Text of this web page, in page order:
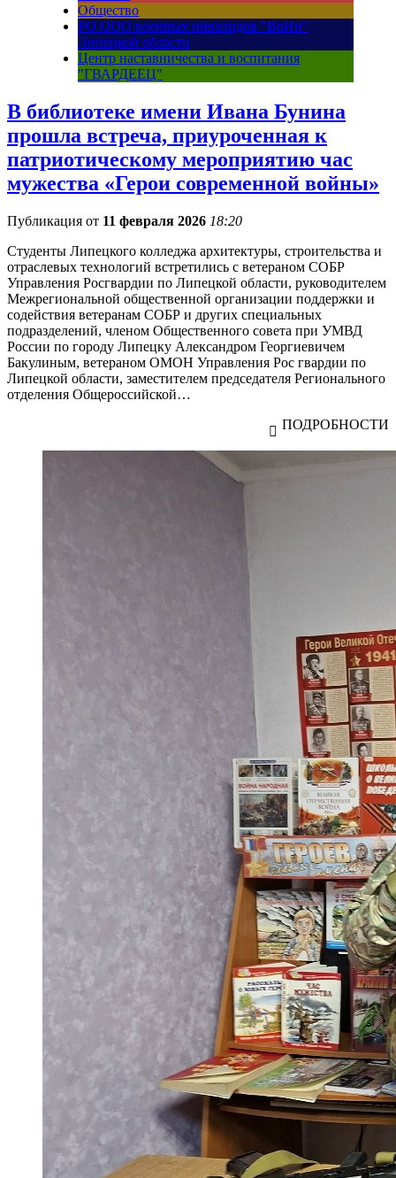
Общество
РО ООО военных инвалидов "ВоИн"
Липецкой области
Центр наставничества и воспитания
"ГВАРДЕЕЦ"
В библиотеке имени Ивана Бунина
прошла встреча, приуроченная к
патриотическому мероприятию час
мужества «Герои современной войны»
Публикация от 11 февраля 2026 18:20
Студенты Липецкого колледжа архитектуры, строительства и
отраслевых технологий встретились с ветераном СОБР
Управления Росгвардии по Липецкой области, руководителем
Межрегиональной общественной организации поддержки и
содействия ветеранам СОБР и других специальных
подразделений, членом Общественного совета при УМВД
России по городу Липецку Александром Георгиевичем
Бакулиным, ветераном ОМОН Управления Рос гвардии по
Липецкой области, заместителем председателя Регионального
отделения Общероссийской…
ПОДРОБНОСТИ